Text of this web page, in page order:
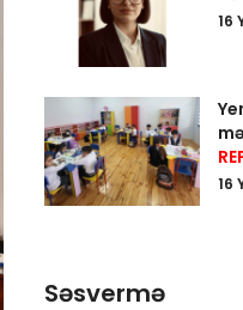
16
16
Səsvermə